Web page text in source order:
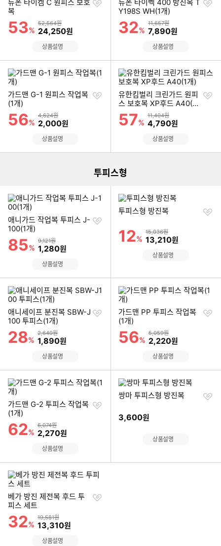
듀폰 타이켐 C 원피스 보호
복
할인률
53%
상품금액
52,564원
할인금액
24,250원
상품설명
듀폰 타이벡 400 방진복 T
Y198S WH(1개)
할인률
32%
상품금액
11,657원
할인금액
7,890원
상품설명
가드맨 G-1 원피스 작업복
(1개)
할인률
56%
상품금액
4,624원
할인금액
2,000원
찜
상품설명
유한킴벌리 크린가드 원피
스 보호복 XP후드 A40(1
개)
할인률
57%
상품금액
11,404원
할인금액
4,790원
찜
상품설명
투피스형
애니가드 작업복 투피스 J-
100(1개)
할인률
85%
상품금액
9,121원
할인금액
1,280원
찜
상품설명
투피스형 방진복
할인률
12%
상품금액
15,036원
할인금액
13,210원
찜
상품설명
애니세이프 분진복 SBW-J
100 투피스(1개)
할인률
28%
상품금액
2,640원
할인금액
1,890원
찜
상품설명
가드맨 PP 투피스 작업복
(1개)
할인률
56%
상품금액
5,059원
할인금액
2,220원
찜
상품설명
가드맨 G-2 투피스 작업복
(1개)
할인률
62%
상품금액
6,074원
할인금액
2,270원
찜
상품설명
쌍마 투피스형 방진복
3,600원
찜
상품설명
베가 방진 제전복 후드 투
피스 세트
할인률
32%
상품금액
19,581원
할인금액
13,310원
찜
상품설명